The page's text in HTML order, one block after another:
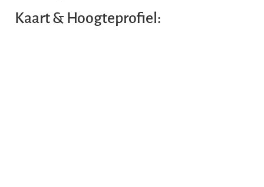
Kaart & Hoogteprofiel: